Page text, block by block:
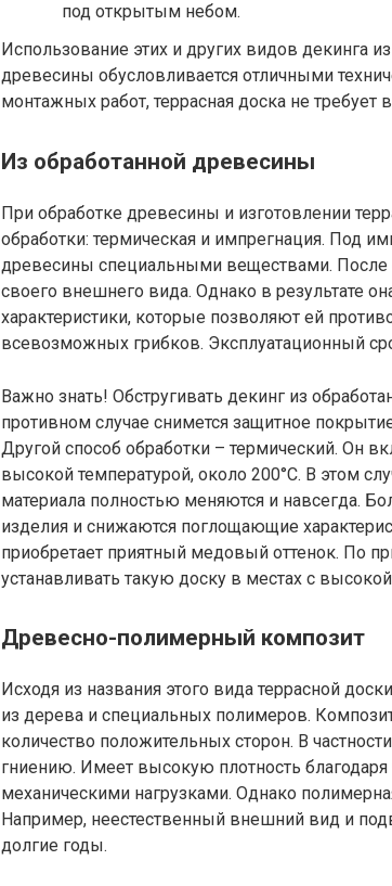
под открытым небом.
Использование этих и других видов декинга
древесины обусловливается отличными
монтажных работ, террасная доска не требует
Из обработанной древесины
При обработке древесины и изготовлении
обработки: термическая и импрегнация. Под
древесины специальными веществами. После
своего внешнего вида. Однако в результате
характеристики, которые позволяют ей
всевозможных грибков. Эксплуатационный
Важно знать! Обстругивать декинг из
противном случае снимется защитное
Другой способ обработки – термический. Он
высокой температурой, около 200°С. В этом
материала полностью меняются и навсегда.
изделия и снижаются поглощающие
приобретает приятный медовый оттенок. По
устанавливать такую доску в местах с
Древесно-полимерный композит
Исходя из названия этого вида террасной
из дерева и специальных полимеров.
количество положительных сторон. В
гниению. Имеет высокую плотность
механическими нагрузками. Однако
Например, неестественный внешний вид и
долгие годы.